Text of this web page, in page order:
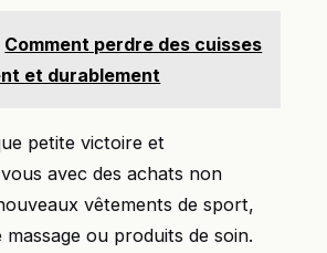
Comment perdre des cuisses
et durablement
petite victoire et
avec des achats non
vêtements de sport,
massage ou produits de soin.